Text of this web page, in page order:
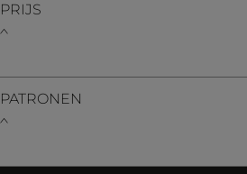
PRIJS
PATRONEN